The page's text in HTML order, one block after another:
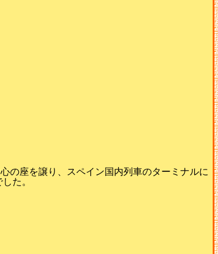
の座を譲り、スペイン国内列車のターミナルに
た。